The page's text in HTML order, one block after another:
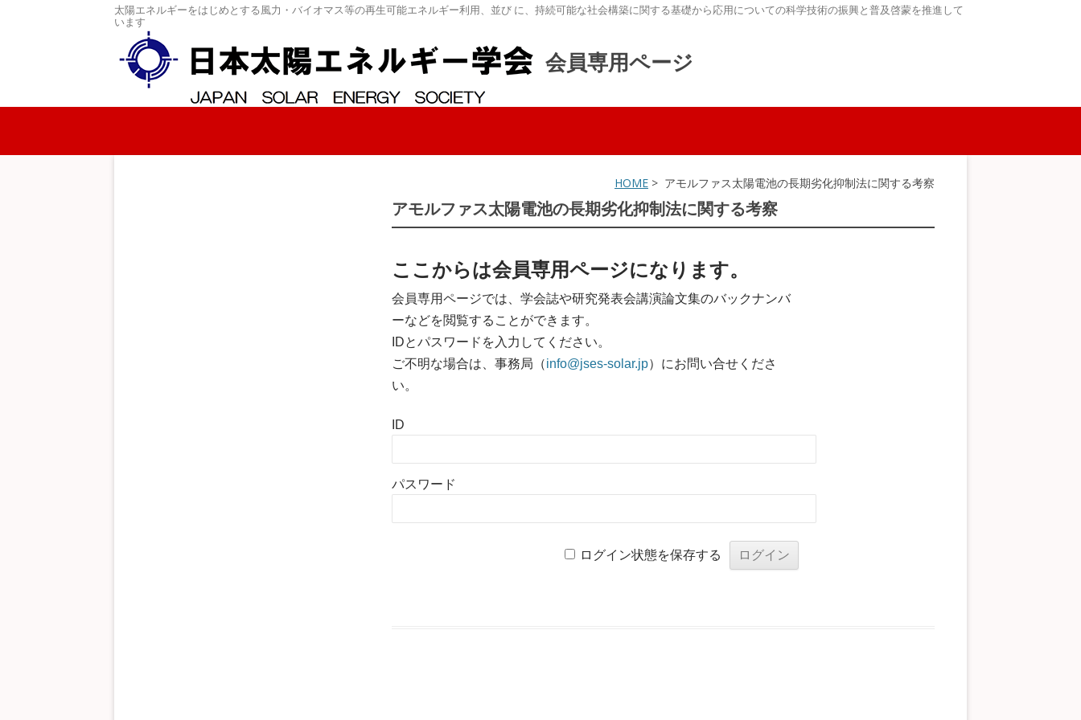
太陽エネルギーをはじめとする風力・バイオマス等の再生可能エネルギー利用、並び に、持続可能な社会構築に関する基礎から応用についての科学技術の振興と普及啓蒙を推進して
います
会員専用ページ
コンテンツへスキップ
HOME > アモルファス太陽電池の長期劣化抑制法に関する考察
アモルファス太陽電池の長期劣化抑制法に関する考察
ここからは会員専用ページになります。
会員専用ページでは、学会誌や研究発表会講演論文集のバックナンバ
ーなどを閲覧することができます。
IDとパスワードを入力してください。
ご不明な場合は、事務局（info@jses-solar.jp）にお問い合せくださ
い。
ID
パスワード
ログイン状態を保存する